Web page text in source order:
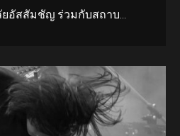
อัสสัมชัญ ร่วมกับสถาบ...